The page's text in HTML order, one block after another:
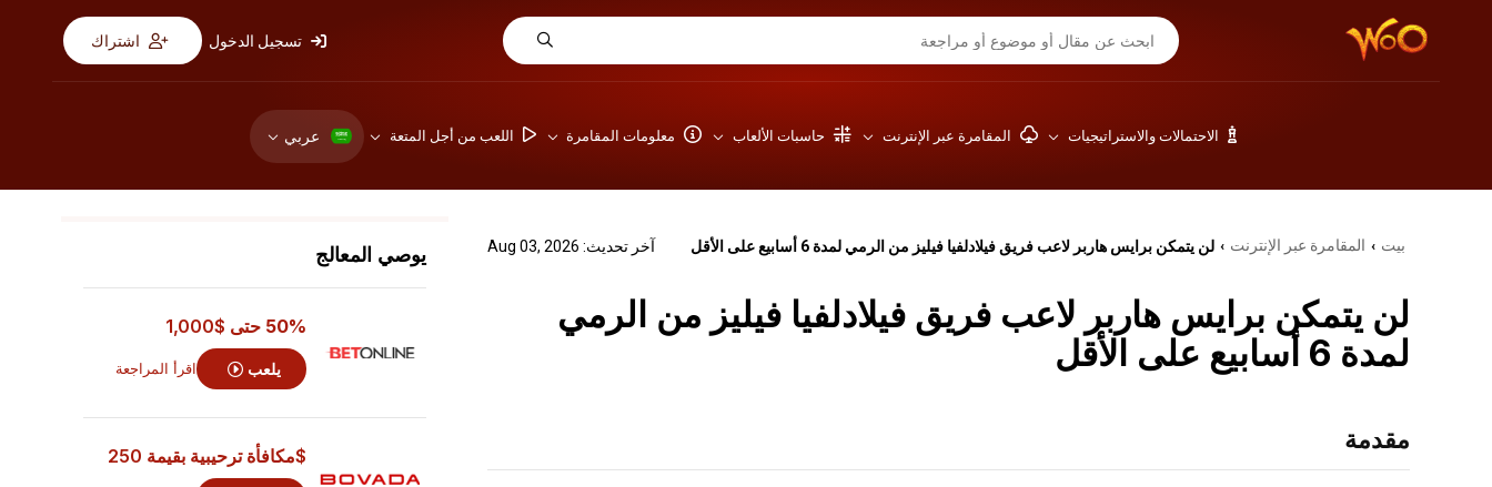
تسجيل الدخول اشتراك
الاحتمالات والاستراتيجيات المقامرة عبر الإنترنت حاسبات الألعاب معلومات المقامرة اللعب من أجل المتعة عربي
بيت › المقامرة عبر الإنترنت › لن يتمكن برايس هاربر لاعب فريق فيلادلفيا فيليز من الرمي لمدة 6 أسابيع على الأقل آخر تحديث: Aug 03, 2026
لن يتمكن برايس هاربر لاعب فريق فيلادلفيا فيليز من الرمي
لمدة 6 أسابيع على الأقل
مقدمة
يوصي المعالج
50% حتى $1,000
يلعب اقرأ المراجعة
$مكافأة ترحيبية بقيمة 250